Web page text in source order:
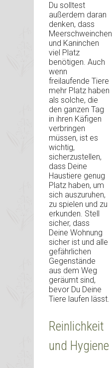
Du solltest
außerdem daran
denken, dass
Meerschweinchen
und Kaninchen
viel Platz
benötigen. Auch
wenn
freilaufende Tiere
mehr Platz haben
als solche, die
den ganzen Tag
in ihren Käfigen
verbringen
müssen, ist es
wichtig,
sicherzustellen,
dass Deine
Haustiere genug
Platz haben, um
sich auszuruhen,
zu spielen und zu
erkunden. Stell
sicher, dass
Deine Wohnung
sicher ist und alle
gefährlichen
Gegenstände
aus dem Weg
geräumt sind,
bevor Du Deine
Tiere laufen lässt.
Reinlichkeit
und Hygiene